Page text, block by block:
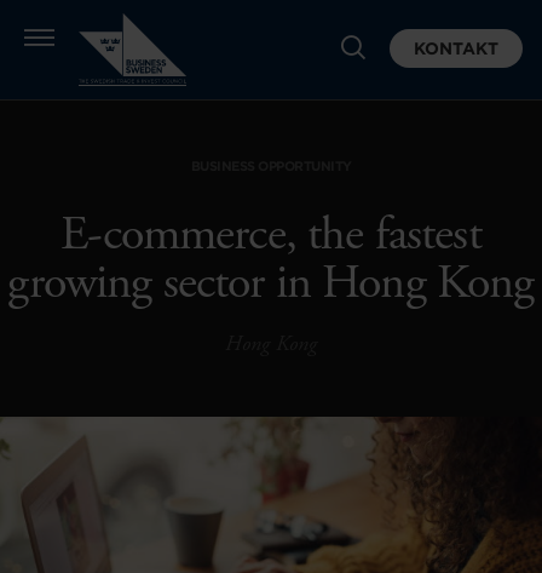
KONTAKT
E-commerce, the fastest
growing sector in Hong Kong